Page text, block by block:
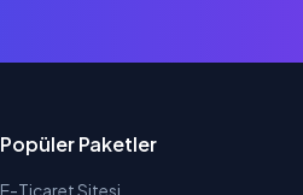
Popüler Paketler
E-Ticaret Sitesi